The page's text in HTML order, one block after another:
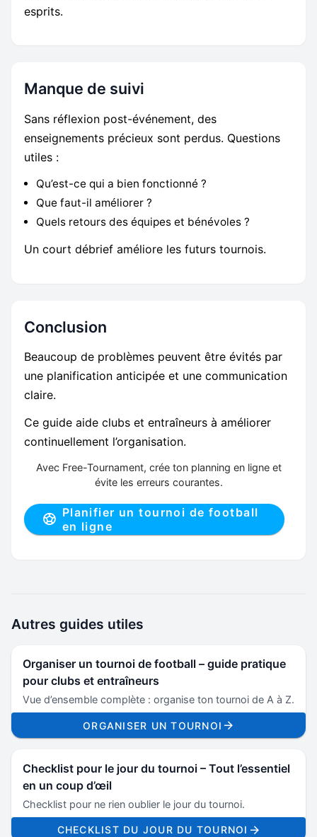
esprits.
Manque de suivi
Sans réflexion post-événement, des
enseignements précieux sont perdus. Questions
utiles :
Qu’est-ce qui a bien fonctionné ?
Que faut-il améliorer ?
Quels retours des équipes et bénévoles ?
Un court débrief améliore les futurs tournois.
Conclusion
Beaucoup de problèmes peuvent être évités par
une planification anticipée et une communication
claire.
Ce guide aide clubs et entraîneurs à améliorer
continuellement l’organisation.
Avec Free-Tournament, crée ton planning en ligne et
évite les erreurs courantes.
Planifier un tournoi de football
en ligne
Autres guides utiles
Organiser un tournoi de football – guide pratique
pour clubs et entraîneurs
Vue d’ensemble complète : organise ton tournoi de A à Z.
ORGANISER UN TOURNOI
Checklist pour le jour du tournoi – Tout l’essentiel
en un coup d’œil
Checklist pour ne rien oublier le jour du tournoi.
CHECKLIST DU JOUR DU TOURNOI